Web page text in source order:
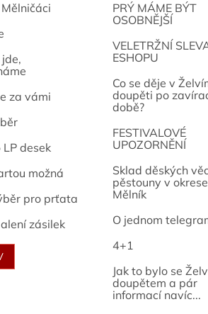
za vámi
desek
možná
pro prťata
zásilek
PRÝ MÁME BÝT
OSOBNĚJŠÍ
VELETRŽNÍ
ESHOPU
Co se děje v
doupěti po
době?
FESTIVALOVÉ
UPOZORNĚNÍ
Sklad děských
pěstouny v okrese
Mělník
O jednom
4+1
Jak to bylo se
doupětem a pár
informací navíc...